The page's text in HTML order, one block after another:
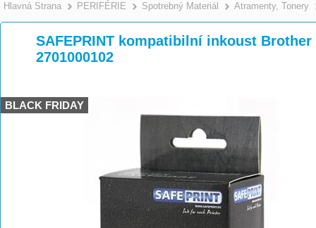
Hlavná Strana >
PERIFÉRIE >
Spotrebný Materiál >
Atramenty, Tonery
SAFEPRINT kompatibilní inkoust
2701000102
BLACK FRIDAY